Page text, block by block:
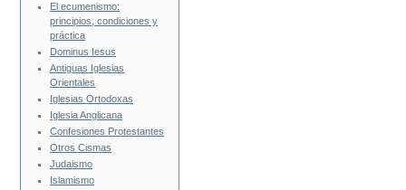
El ecumenismo:
principios, condiciones y
práctica
Dominus Iesus
Antiguas Iglesias
Orientales
Iglesias Ortodoxas
Iglesia Anglicana
Confesiones Protestantes
Otros Cismas
Judaismo
Islamismo